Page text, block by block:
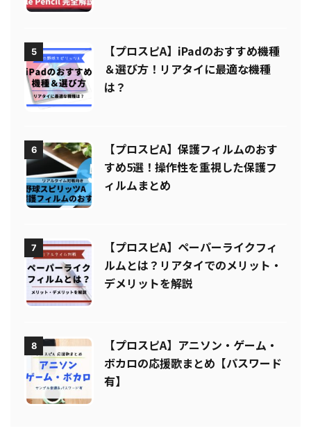
5
【プロスピA】iPadのおすすめ機種
＆選び方！リアタイに最適な機種
は？
6
【プロスピA】保護フィルムのおす
すめ5選！操作性を重視した保護フ
ィルムまとめ
7
【プロスピA】ペーパーライクフィ
ルムとは？リアタイでのメリット・
デメリットを解説
8
【プロスピA】アニソン・ゲーム・
ボカロの応援歌まとめ【パスワード
有】